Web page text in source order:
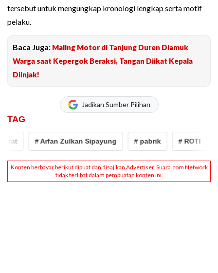
tersebut untuk mengungkap kronologi lengkap serta motif
pelaku.
Baca Juga: Maling Motor di Tanjung Duren Diamuk
Warga saat Kepergok Beraksi, Tangan Diikat Kepala
Diinjak!
Jadikan Sumber Pilihan
TAG
# Arfan Zulkan Sipayung # pabrik # ROTI